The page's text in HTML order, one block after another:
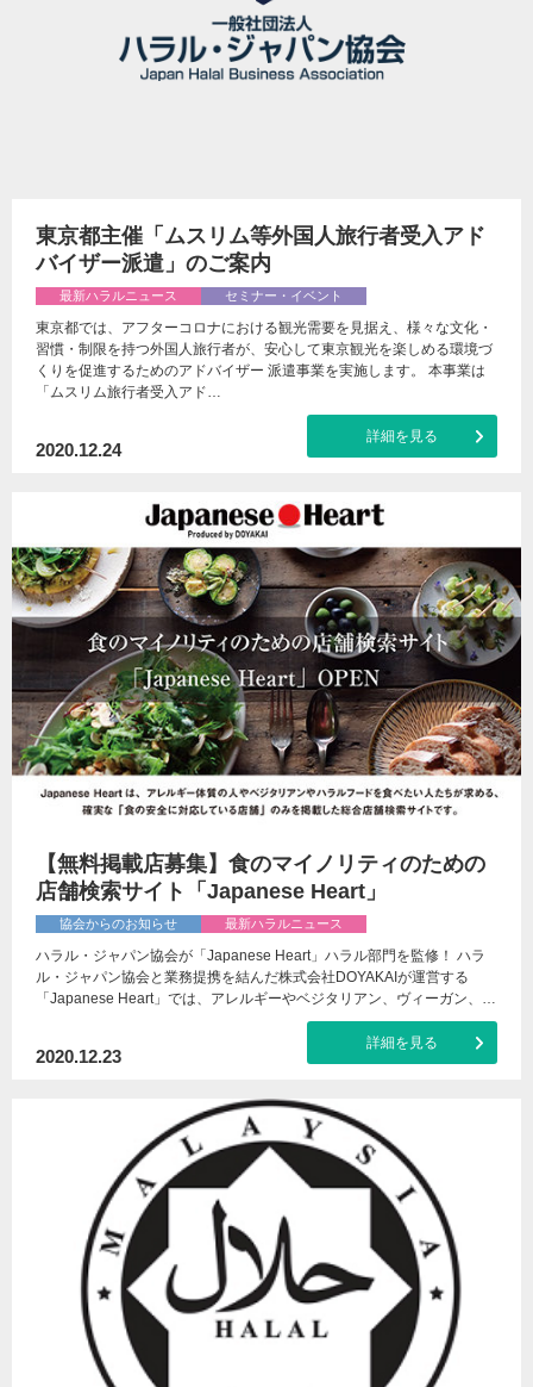
東京都主催「ムスリム等外国人旅行者受入アド
バイザー派遣」のご案内
最新ハラルニュース セミナー・イベント
東京都では、アフターコロナにおける観光需要を見据え、様々な文化・
習慣・制限を持つ外国人旅行者が、安心して東京観光を楽しめる環境づ
くりを促進するためのアドバイザー 派遣事業を実施します。 本事業は
「ムスリム旅行者受入アド…
2020.12.24
詳細を見る
【無料掲載店募集】食のマイノリティのための
店舗検索サイト「Japanese Heart」
協会からのお知らせ 最新ハラルニュース
ハラル・ジャパン協会が「Japanese Heart」ハラル部門を監修！ ハラ
ル・ジャパン協会と業務提携を結んだ株式会社DOYAKAIが運営する
「Japanese Heart」では、アレルギーやベジタリアン、ヴィーガン、…
2020.12.23
詳細を見る